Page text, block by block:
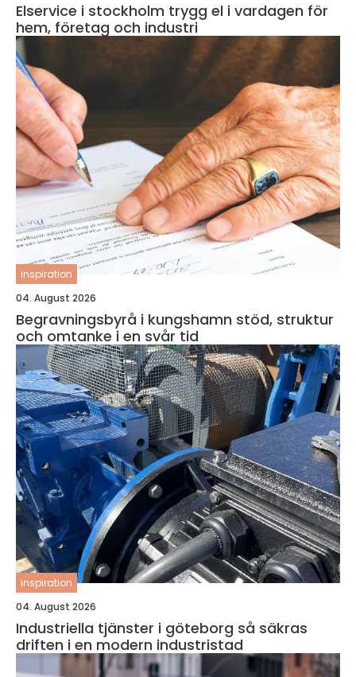
Elservice i stockholm trygg el i vardagen för
hem, företag och industri
inspiration
04. August 2026
Begravningsbyrå i kungshamn stöd, struktur
och omtanke i en svår tid
inspiration
04. August 2026
Industriella tjänster i göteborg så säkras
driften i en modern industristad